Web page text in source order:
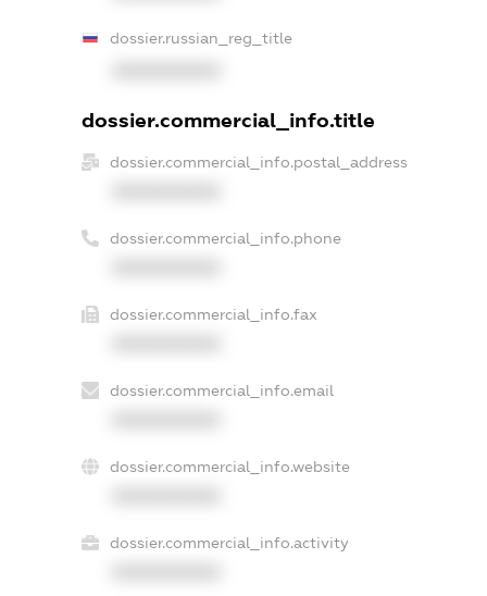
dossier.russian_reg_title
dossier.commercial_info.title
dossier.commercial_info.postal_address
dossier.commercial_info.phone
dossier.commercial_info.fax
dossier.commercial_info.email
dossier.commercial_info.website
dossier.commercial_info.activity